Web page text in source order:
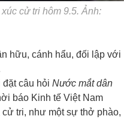
cử tri hôm 9.5. Ảnh:
hữu, cánh hẩu, đối lập với
câu hỏi Nước mắt dân
báo Kinh tế Việt Nam
tri, như một sự thở phào,